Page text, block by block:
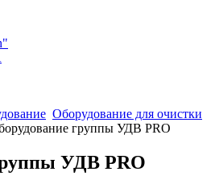
Оборудование для очистки
группы УДВ PRO
УДВ PRO